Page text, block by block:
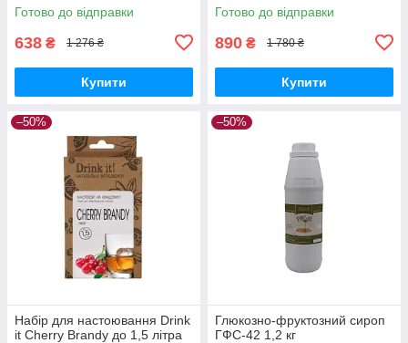
Готово до відправки
638 ₴ 1 276 ₴
Купити
Готово до відправки
890 ₴ 1 780 ₴
Купити
–50%
Набір для настоювання Drink
it Cherry Brandy до 1,5 літра
–50%
Глюкозно-фруктозний сироп
ГФС-42 1,2 кг